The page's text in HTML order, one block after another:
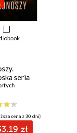
seria
Tom 5
cena z 30 dni)
zł